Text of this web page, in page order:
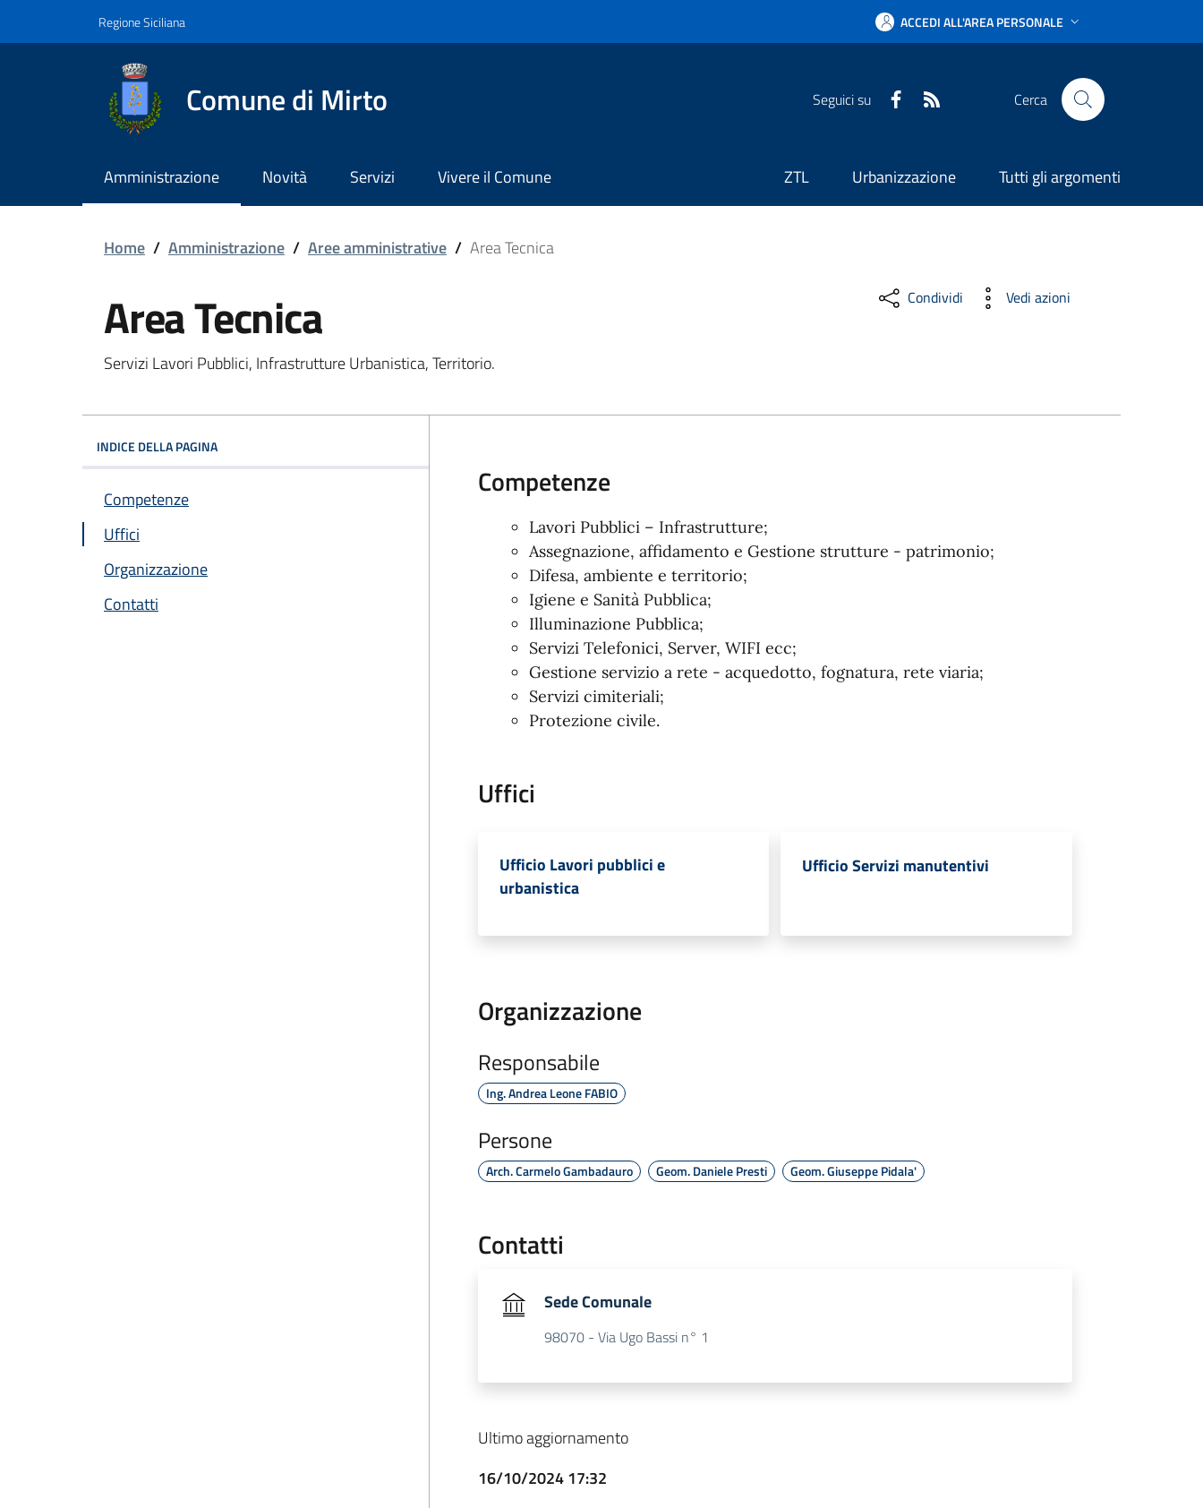
Regione Siciliana ACCEDI ALL'AREA PERSONALE
Comune di Mirto Seguici su Facebook Cerca
Amministrazione Novità Servizi Vivere il Comune ZTL Urbanizzazione Tutti gli argomenti
Area Tecnica
Home / Amministrazione / Aree amministrative / Area Tecnica
Area Tecnica
Servizi Lavori Pubblici, Infrastrutture Urbanistica, Territorio.
Condividi Vedi azioni
INDICE DELLA PAGINA
Competenze
Uffici
Organizzazione
Contatti
Competenze
Lavori Pubblici – Infrastrutture;
Assegnazione, affidamento e Gestione strutture - patrimonio;
Difesa, ambiente e territorio;
Igiene e Sanità Pubblica;
Illuminazione Pubblica;
Servizi Telefonici, Server, WIFI ecc;
Gestione servizio a rete - acquedotto, fognatura, rete viaria;
Servizi cimiteriali;
Protezione civile.
Uffici
Ufficio Lavori pubblici e
urbanistica
Ufficio Servizi manutentivi
Organizzazione
Responsabile
Ing. Andrea Leone FABIO
Persone
Arch. Carmelo Gambadauro Geom. Daniele Presti Geom. Giuseppe Pidala'
Contatti
Sede Comunale
98070 - Via Ugo Bassi n° 1
Ultimo aggiornamento
16/10/2024 17:32